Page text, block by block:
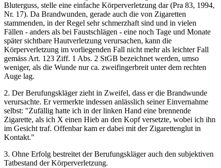
Bluterguss, stelle eine einfache Körperverletzung dar (Pra 83, 1994,
Nr. 17). Da Brandwunden, gerade auch die von Zigaretten
stammenden, in der Regel sehr schmerzhaft sind und in vielen
Fällen - anders als bei Faustschlägen - eine noch Tage und Monate
später sichtbare Hautverletzung verursachen, kann die
Körperverletzung im vorliegenden Fall nicht mehr als leichter Fall
gemäss Art. 123 Ziff. 1 Abs. 2 StGB bezeichnet werden, umso
weniger, als die Wunde nur ca. zweifingerbreit unter dem rechten
Auge lag.
2. Der Berufungskläger zieht in Zweifel, dass er die Brandwunde
verursachte. Er vermerkte indessen anlässlich seiner Einvernahme
selbst: "Zufällig hatte ich in der linken Hand eine brennende
Zigarette, als ich X einen Hieb an den Kopf versetzte, wobei ich ihn
im Gesicht traf. Offenbar kam er dabei mit der Zigarettenglut in
Kontakt."
3. Ohne Erfolg bestreitet der Berufungskläger auch den subjektiven
Tatbestand der Körperverletzung.